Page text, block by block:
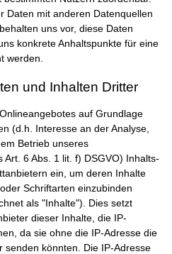
Daten mit anderen Datenquellen
uns vor, diese Daten
konkrete Anhaltspunkte für eine
werden.
und Inhalten Dritter
auf Grundlage
(d.h. Interesse an der Analyse,
Betrieb unseres
6 Abs. 1 lit. f) DSGVO) Inhalts-
ein, um deren Inhalte
Schriftarten einzubinden
als "Inhalte"). Dies setzt
dieser Inhalte, die IP-
da sie ohne die IP-Adresse die
senden könnten. Die IP-Adresse